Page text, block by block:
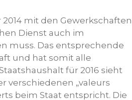
mit den Gewerkschaften
Dienst auch im
muss. Das entsprechende
und hat somit alle
für 2016 sieht
verschiedenen „valeurs
beim Staat entspricht. Die